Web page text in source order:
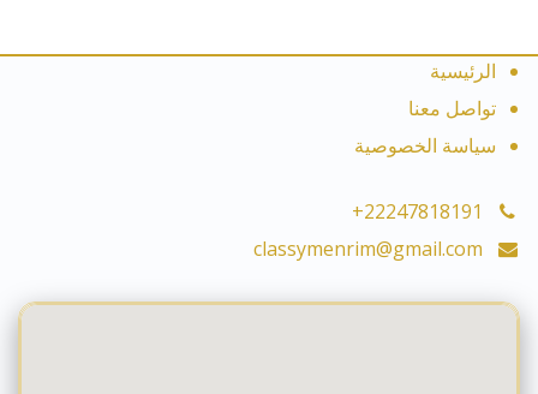
الرئيسية
تواصل معنا
سياسة الخصوصية
+22247818191
classymenrim@gmail.com